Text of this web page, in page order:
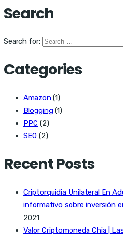
Search
Search for:
Categories
Amazon (1)
Blogging (1)
PPC (2)
SEO (2)
Recent Posts
Criptorquidia Unilateral En
informativo sobre inversión
2021
Valor Criptomoneda Chia |